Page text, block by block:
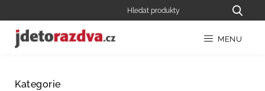
MENU
Kategorie